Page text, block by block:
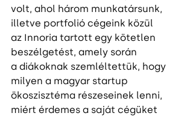
volt, ahol három munkatársunk,
illetve portfolió cégeink közül
az Innoria tartott egy kötetlen
beszélgetést, amely során
a diákoknak szemléltettük, hogy
milyen a magyar startup
ökoszisztéma részeseinek lenni,
miért érdemes a saját cégüket